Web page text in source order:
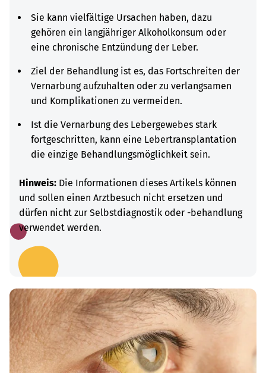
Sie kann vielfältige Ursachen haben, dazu
gehören ein langjähriger Alkoholkonsum oder
eine chronische Entzündung der Leber.
Ziel der Behandlung ist es, das Fortschreiten der
Vernarbung aufzuhalten oder zu verlangsamen
und Komplikationen zu vermeiden.
Ist die Vernarbung des Lebergewebes stark
fortgeschritten, kann eine Lebertransplantation
die einzige Behandlungsmöglichkeit sein.
Hinweis: Die Informationen dieses Artikels können
und sollen einen Arztbesuch nicht ersetzen und
dürfen nicht zur Selbstdiagnostik oder -behandlung
verwendet werden.